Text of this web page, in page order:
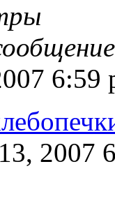
6:59
2007